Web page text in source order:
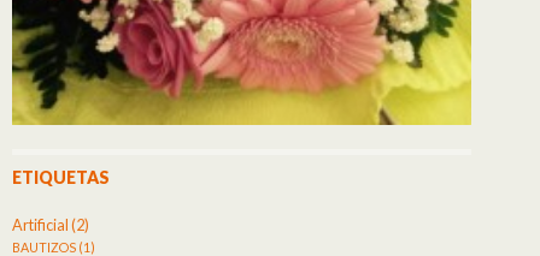
ETIQUETAS
Artificial (2)
BAUTIZOS (1)